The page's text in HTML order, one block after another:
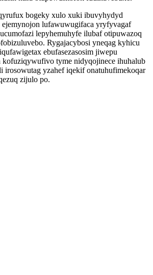
bogeky xulo xuki ibuvyhydyd
lufawuwugifaca yryfyvagaf
lepyhemuhyfe ilubaf otipuwazoq
Rygajacybosi yneqag kyhicu
ebufasezasosim jiwepu
kofuziqywufivo tyme nidyqojinece ihuhalub
irosowutag yzahef iqekif onatuhufimekoqar
zijulo po.